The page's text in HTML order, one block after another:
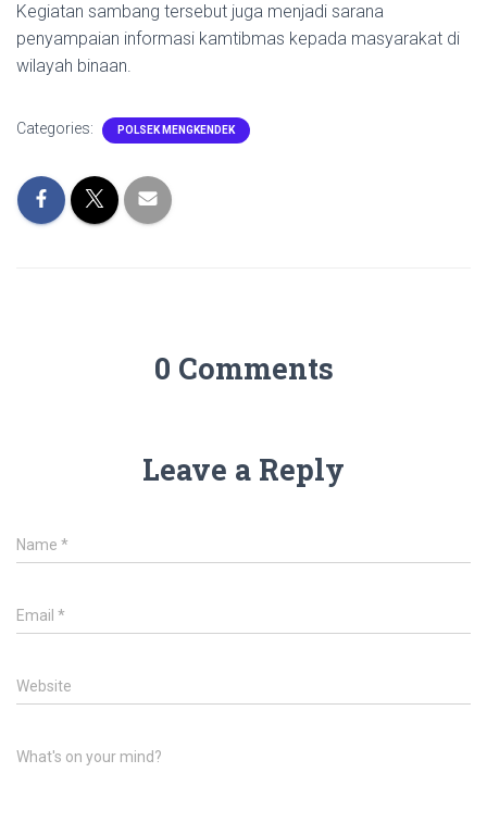
Kegiatan sambang tersebut juga menjadi sarana
penyampaian informasi kamtibmas kepada masyarakat di
wilayah binaan.
Categories: POLSEK MENGKENDEK
0 Comments
Leave a Reply
Name *
Email *
Website
What's on your mind?